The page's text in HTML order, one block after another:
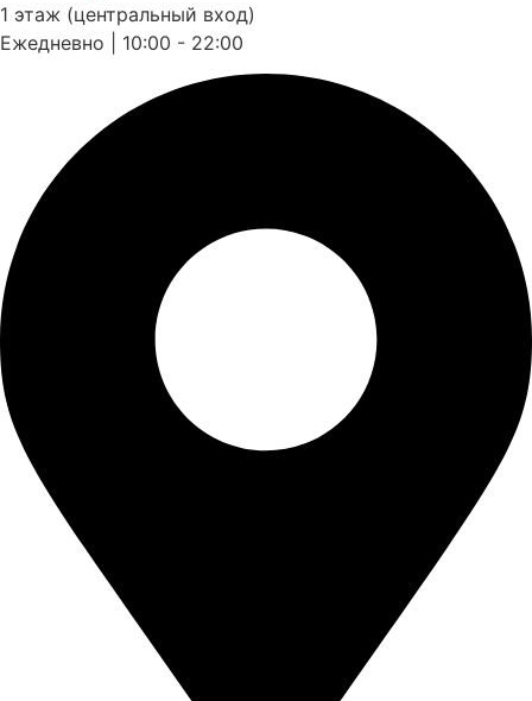
1 этаж (центральный вход)
Ежедневно | 10:00 - 22:00